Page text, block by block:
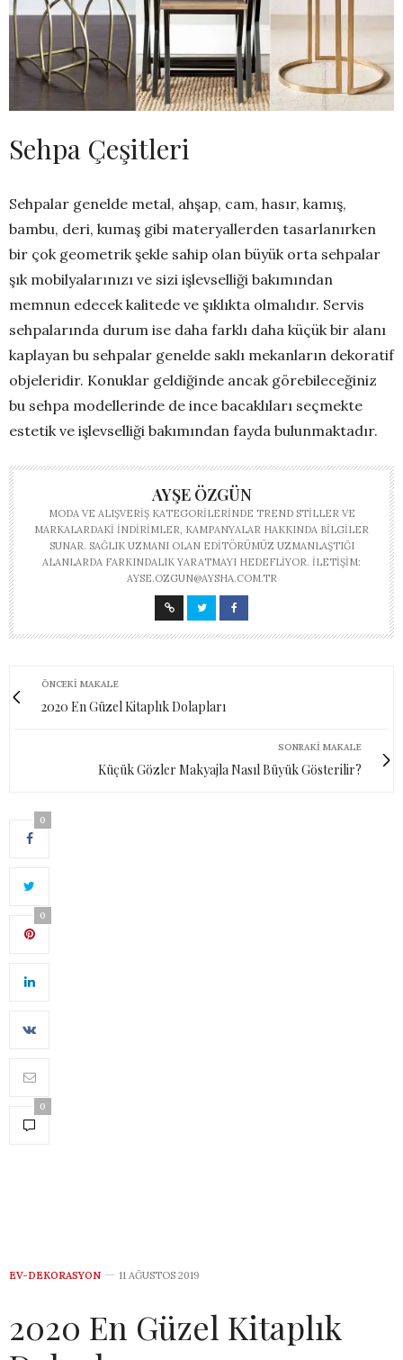
Sehpa Çeşitleri
Sehpalar genelde metal, ahşap, cam, hasır, kamış,
bambu, deri, kumaş gibi materyallerden tasarlanırken
bir çok geometrik şekle sahip olan büyük orta sehpalar
şık mobilyalarınızı ve sizi işlevselliği bakımından
memnun edecek kalitede ve şıklıkta olmalıdır. Servis
sehpalarında durum ise daha farklı daha küçük bir alanı
kaplayan bu sehpalar genelde saklı mekanların dekoratif
objeleridir. Konuklar geldiğinde ancak görebileceğiniz
bu sehpa modellerinde de ince bacaklıları seçmekte
estetik ve işlevselliği bakımından fayda bulunmaktadır.
AYŞE ÖZGÜN
MODA VE ALIŞVERIŞ KATEGORILERINDE TREND STILLER VE
MARKALARDAKI INDIRIMLER, KAMPANYALAR HAKKINDA BILGILER
SUNAR. SAĞLIK UZMANI OLAN EDITÖRÜMÜZ UZMANLAŞTIĞI
ALANLARDA FARKINDALIK YARATMAYI HEDEFLIYOR. İLETIŞIM:
AYSE.OZGUN@AYSHA.COM.TR
ÖNCEKI MAKALE
2020 En Güzel Kitaplık Dolapları
SONRAKI MAKALE
Küçük Gözler Makyajla Nasıl Büyük Gösterilir?
0
0
0
EV-DEKORASYON 11 AĞUSTOS 2019
2020 En Güzel Kitaplık